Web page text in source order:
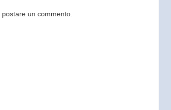
un commento.